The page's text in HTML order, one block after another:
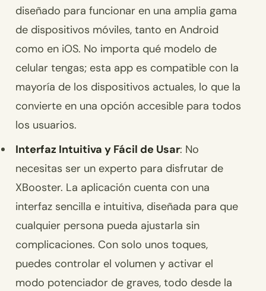
diseñado para funcionar en una amplia gama
de dispositivos móviles, tanto en Android
como en iOS. No importa qué modelo de
celular tengas; esta app es compatible con la
mayoría de los dispositivos actuales, lo que la
convierte en una opción accesible para todos
los usuarios.
Interfaz Intuitiva y Fácil de Usar: No
necesitas ser un experto para disfrutar de
XBooster. La aplicación cuenta con una
interfaz sencilla e intuitiva, diseñada para que
cualquier persona pueda ajustarla sin
complicaciones. Con solo unos toques,
puedes controlar el volumen y activar el
modo potenciador de graves, todo desde la